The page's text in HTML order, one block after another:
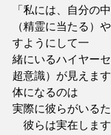
「私には、自分の
（精霊に当たる）
すようにして一
緒にいるハイヤー
超意識）が見えま
体になるのは
実際に彼らがいるた
彼らは実在しま